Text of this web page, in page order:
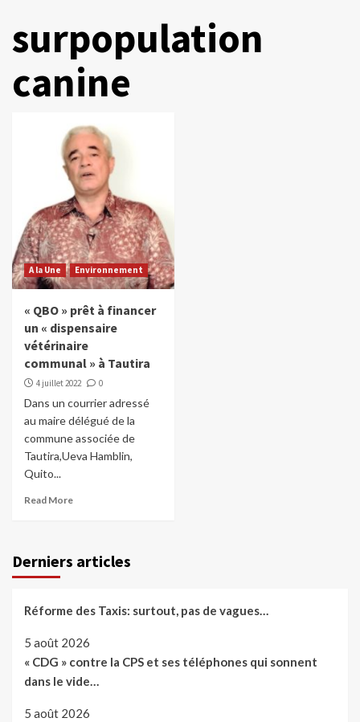
surpopulation
canine
A la Une Environnement
« QBO » prêt à financer
un « dispensaire
vétérinaire
communal » à Tautira
4 juillet 2022 0
Dans un courrier adressé
au maire délégué de la
commune associée de
Tautira,Ueva Hamblin,
Quito...
Read More
Derniers articles
Réforme des Taxis: surtout, pas de vagues…
5 août 2026
« CDG » contre la CPS et ses téléphones qui sonnent
dans le vide…
5 août 2026